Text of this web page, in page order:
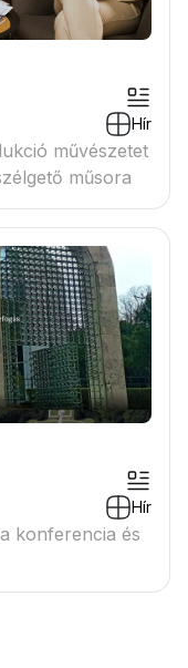
Hír
művészetet
műsora
Hír
konferencia és